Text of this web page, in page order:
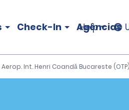
Check-In Agências
Help
Aerop. Int. Henri Coandă Bucareste (OTP)